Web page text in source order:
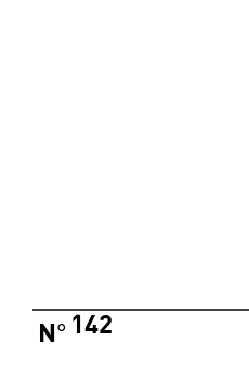
142
N°